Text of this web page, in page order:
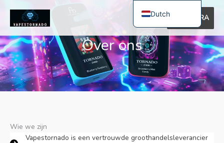
inhoud
ASTRA
Over ons
Wie we zijn
Vapestornado is een vertrouwde groothandelsleverancier
Dutch
English
Spanish
Polish
German